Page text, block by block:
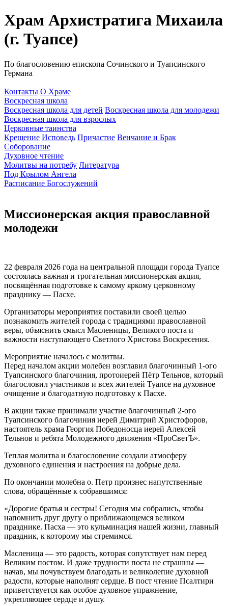
Храм Архистратига Михаила
(г. Туапсе)
По благословению епископа Сочинского и Туапсинского
Германа
Контакты О Храме
Воскресная школа
Воскресная школа для детей Воскресная школа для молодежи
Воскресная школа для взрослых
Церковные таинства
Крещение Исповедь Причастие Венчание и Брак
Соборование
Духовное чтение
Молитвы на потребу Литература
Под Крылом Ангела
Расписание Богослужений
Миссионерская акция православной
молодежи
22 февраля 2026 года на центральной площади города Туапсе
состоялась важная и трогательная миссионерская акция,
посвящённая подготовке к самому яркому церковному
празднику — Пасхе.
Организаторы мероприятия поставили своей целью
познакомить жителей города с традициями православной
веры, объяснить смысл Масленицы, Великого поста и
важности наступающего Светлого Христова Воскресения.
Мероприятие началось с молитвы.
Перед началом акции молебен возглавил благочинный 1-ого
Туапсинского благочиния, протоиерей Пётр Тельнов, который
благословил участников и всех жителей Туапсе на духовное
очищение и благодатную подготовку к Пасхе.
В акции также принимали участие благочинный 2-ого
Туапсинского благочиния иерей Димитрий Христофоров,
настоятель храма Георгия Победоносца иерей Алексей
Тельнов и ребята Молодежного движения «ПроСветЪ».
Теплая молитва и благословение создали атмосферу
духовного единения и настроения на добрые дела.
По окончании молебна о. Петр произнес напутственные
слова, обращённые к собравшимся:
«Дорогие братья и сестры! Сегодня мы собрались, чтобы
напомнить друг другу о приближающемся великом
празднике. Пасха — это кульминация нашей жизни, главный
праздник, к которому мы стремимся.
Масленица — это радость, которая сопутствует нам перед
Великим постом. И даже трудности поста не страшны —
начав, мы почувствуем благодать и великолепие духовной
радости, которые наполнят сердце. В пост чтение Псалтири
приветствуется как особое духовное упражнение,
укрепляющее сердце и душу.